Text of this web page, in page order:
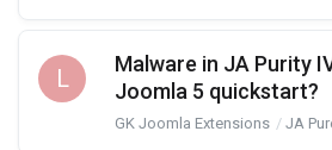
L
Malware in JA Purity
Joomla 5 quickstart?
GK Joomla Extensions JA